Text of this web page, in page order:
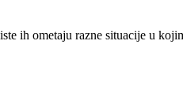
ih ometaju razne situacije u